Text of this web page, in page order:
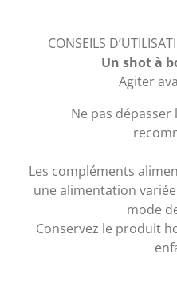
CONSEILS
Un shot à
Agiter
Ne pas
Les compléments
une alimentation
mode
Conservez le produit